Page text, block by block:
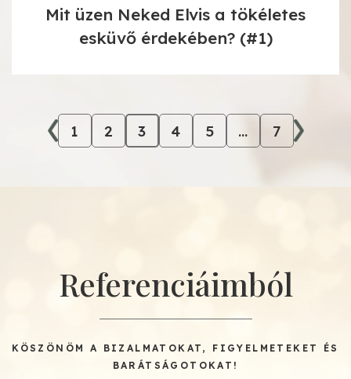
Mit üzen Neked Elvis a tökéletes
esküvő érdekében? (#1)
1 2 3 4 5 … 7
Referenciáimból
KÖSZÖNÖM A BIZALMATOKAT, FIGYELMETEKET ÉS
BARÁTSÁGOTOKAT!